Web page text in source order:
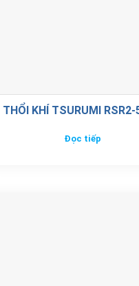
THỔI KHÍ TSURUMI RSR2-
Đọc tiếp